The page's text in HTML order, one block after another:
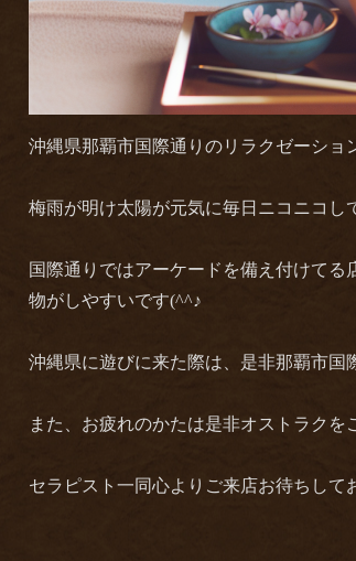
沖縄県那覇市国際通りのリラクゼーショ
梅雨が明け太陽が元気に毎日ニコニコし
国際通りではアーケードを備え付けて
物がしやすいです(^^♪
沖縄県に遊びに来た際は、是非那覇市国
また、お疲れのかたは是非オストラク
セラピスト一同心よりご来店お待ちして